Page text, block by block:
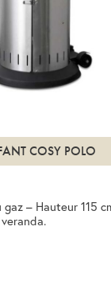
COSY POLO
– Hauteur 115